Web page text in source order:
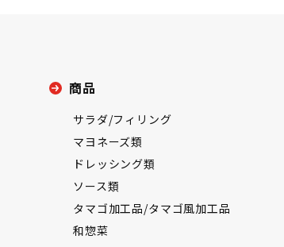
商品
サラダ/フィリング
マヨネーズ類
ドレッシング類
ソース類
タマゴ加工品/タマゴ風加工品
和惣菜